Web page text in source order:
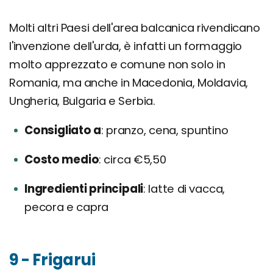
Molti altri Paesi dell'area balcanica rivendicano
l'invenzione dell'urda, è infatti un formaggio
molto apprezzato e comune non solo in
Romania, ma anche in Macedonia, Moldavia,
Ungheria, Bulgaria e Serbia.
Consigliato a pranzo, cena, spuntino
Costo medio circa €5,50
Ingredienti principali latte di vacca,
pecora e capra
9 - Frigarui